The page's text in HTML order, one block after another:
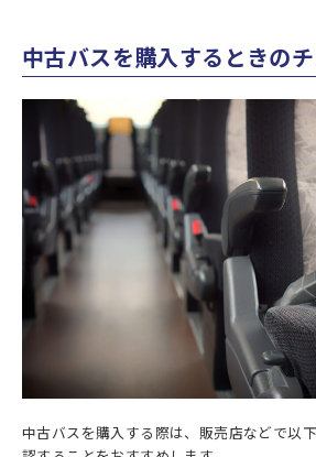
中古バスを購入するときの
中古バスを購入する際は、販売店などで以